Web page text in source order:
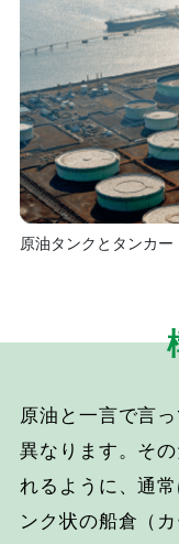
原油タンクとタンカー
原油と一言で言
異なります。そ
れるように、通
ンク状の船倉（